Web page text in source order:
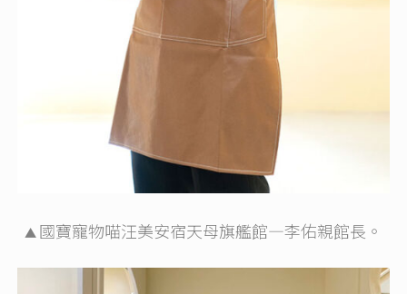
▲ 國寶寵物喵汪美安宿天母旗艦館—李佑親館長。